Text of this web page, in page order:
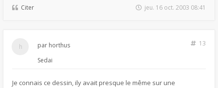
Citer jeu. 16 oct. 2003 08:41
13
par horthus
Sedai
Je connais ce dessin, ily avait presque le même sur une